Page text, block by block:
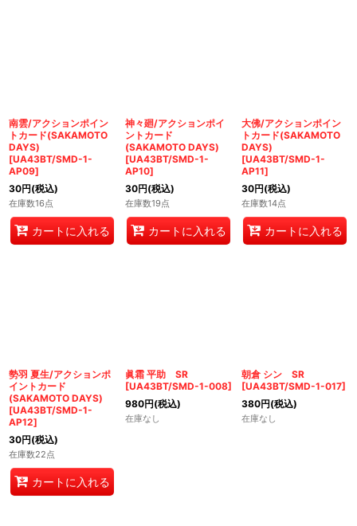
南雲/アクションポイン
トカード(SAKAMOTO
DAYS)
[UA43BT/SMD-1-
AP09]
30円(税込)
在庫数16点
カートに入れる
神々廻/アクションポイ
ントカード
(SAKAMOTO DAYS)
[UA43BT/SMD-1-
AP10]
30円(税込)
在庫数19点
カートに入れる
大佛/アクションポイン
トカード(SAKAMOTO
DAYS)
[UA43BT/SMD-1-
AP11]
30円(税込)
在庫数14点
カートに入れる
勢羽 夏生/アクションポ
イントカード
(SAKAMOTO DAYS)
[UA43BT/SMD-1-
AP12]
30円(税込)
在庫数22点
カートに入れる
眞霜 平助 SR
[UA43BT/SMD-1-008]
980円(税込)
在庫なし
朝倉 シン SR
[UA43BT/SMD-1-017]
380円(税込)
在庫なし